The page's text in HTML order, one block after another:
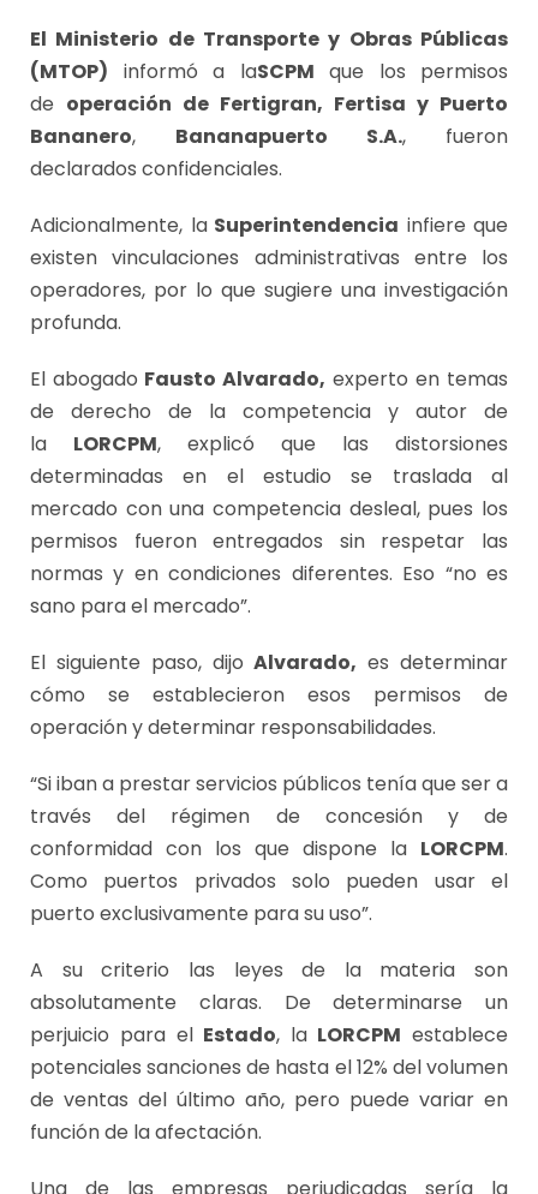
El Ministerio de Transporte y Obras Públicas
(MTOP) informó a laSCPM que los permisos
de operación de Fertigran, Fertisa y Puerto
Bananero, Bananapuerto S.A., fueron
declarados confidenciales.
Adicionalmente, laSuperintendencia infiere que
existen vinculaciones administrativas entre los
operadores, por lo que sugiere una investigación
profunda.
El abogado Fausto Alvarado, experto en temas
de derecho de la competencia y autor de
la LORCPM, explicó que las distorsiones
determinadas en el estudio se traslada al
mercado con una competencia desleal, pues los
permisos fueron entregados sin respetar las
normas y en condiciones diferentes. Eso “no es
sano para el mercado”.
El siguiente paso, dijoAlvarado, es determinar
cómo se establecieron esos permisos de
operación y determinar responsabilidades.
“Si iban a prestar servicios públicos tenía que ser a
través del régimen de concesión y de
conformidad con los que dispone la LORCPM.
Como puertos privados solo pueden usar el
puerto exclusivamente para su uso”.
A su criterio las leyes de la materia son
absolutamente claras. De determinarse un
perjuicio para el Estado, la LORCPM establece
potenciales sanciones de hasta el 12% del volumen
de ventas del último año, pero puede variar en
función de la afectación.